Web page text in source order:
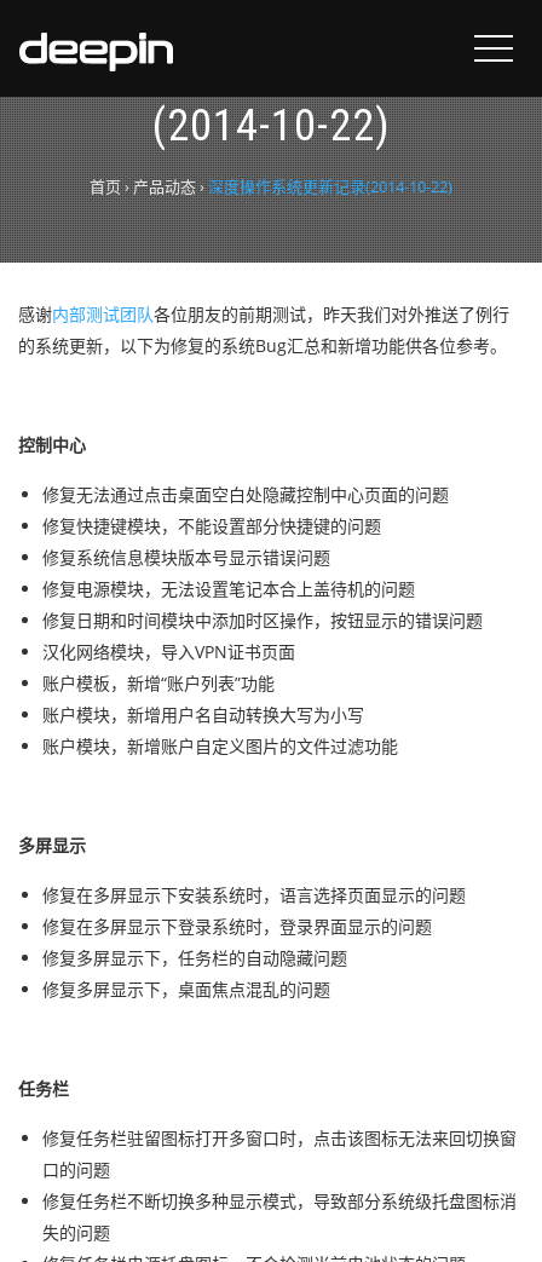
深度操作系统更新记录
(2014-10-22)
首页 ›产品动态›深度操作系统更新记录(2014-10-22)
感谢内部测试团队各位朋友的前期测试，昨天我们对外推送了例行
的系统更新，以下为修复的系统Bug汇总和新增功能供各位参考。
控制中心
修复无法通过点击桌面空白处隐藏控制中心页面的问题
修复快捷键模块，不能设置部分快捷键的问题
修复系统信息模块版本号显示错误问题
修复电源模块，无法设置笔记本合上盖待机的问题
修复日期和时间模块中添加时区操作，按钮显示的错误问题
汉化网络模块，导入VPN证书页面
账户模板，新增“账户列表”功能
账户模块，新增用户名自动转换大写为小写
账户模块，新增账户自定义图片的文件过滤功能
多屏显示
修复在多屏显示下安装系统时，语言选择页面显示的问题
修复在多屏显示下登录系统时，登录界面显示的问题
修复多屏显示下，任务栏的自动隐藏问题
修复多屏显示下，桌面焦点混乱的问题
任务栏
修复任务栏驻留图标打开多窗口时，点击该图标无法来回切换窗
口的问题
修复任务栏不断切换多种显示模式，导致部分系统级托盘图标消
失的问题